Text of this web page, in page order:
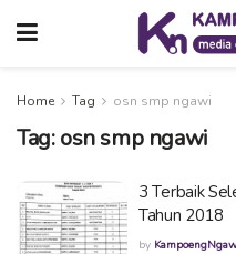
Home Tag osn smp ngawi
Tag:osn smp ngawi
3 Terbaik
Tahun 2018
by